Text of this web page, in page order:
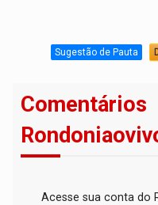
Sugestão de Pauta
Comentários
Acesse sua conta do